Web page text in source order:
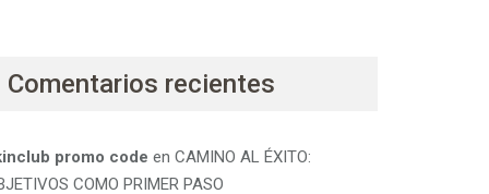
Comentarios recientes
promo code en CAMINO AL ÉXITO:
COMO PRIMER PASO